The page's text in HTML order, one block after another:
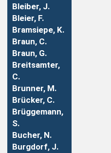
Bleiber, J.
Bleier, F.
Bramsiepe, K.
Braun, C.
Braun, G.
Breitsamter,
C.
Brunner, M.
Brücker, C.
Brüggemann,
S.
Bucher, N.
Burgdorf, J.